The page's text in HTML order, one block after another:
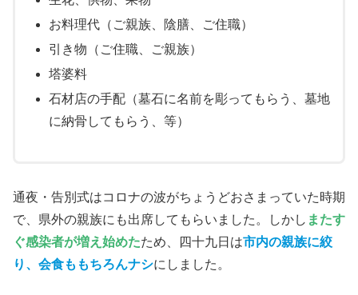
お料理代（ご親族、陰膳、ご住職）
引き物（ご住職、ご親族）
塔婆料
石材店の手配（墓石に名前を彫ってもらう、墓地
に納骨してもらう、等）
通夜・告別式はコロナの波がちょうどおさまっていた時期
で、県外の親族にも出席してもらいました。しかし またす
ぐ感染者が増え始めたため、四十九日は市内の親族に絞
り、会食ももちろんナシにしました。